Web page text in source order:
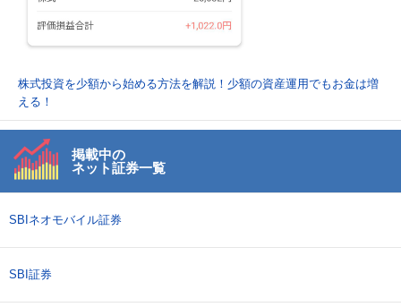
株式投資を少額から始める方法を解説！少額の資産運用でもお金は増
える！
掲載中の
ネット証券一覧
SBIネオモバイル証券
SBI証券